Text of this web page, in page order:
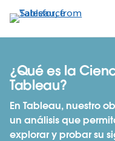
イ
ン
テ
に
移
¿Qué es la
Tableau?
En Tableau, nuestro
un análisis que
explorar y probar su